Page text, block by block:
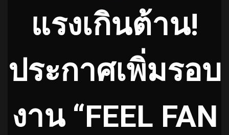
แรงเกินต้าน!
ประกาศเพิ่มรอบ
งาน “FEEL FAN